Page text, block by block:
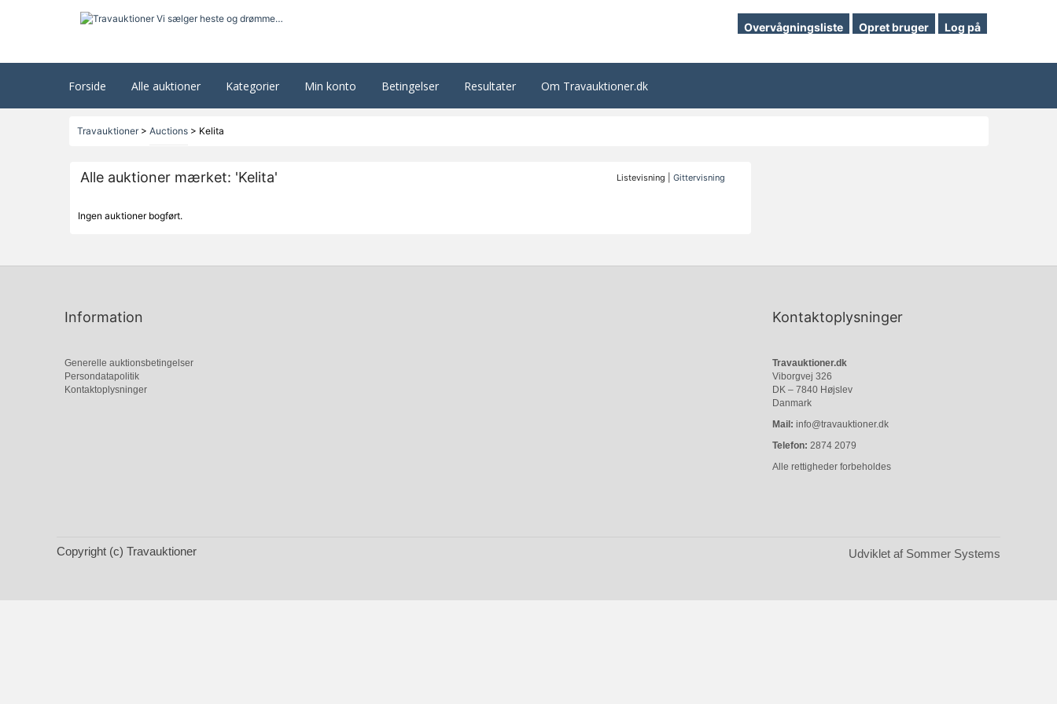
Overvågningsliste Opret bruger Log på
Forside Alle auktioner Kategorier Min konto Betingelser Resultater Om Travauktioner.dk
Travauktioner> Auctions> Kelita
Alle auktioner mærket: 'Kelita' Listevisning |Gittervisning
Ingen auktioner bogført.
Information
Generelle auktionsbetingelser
Persondatapolitik
Kontaktoplysninger
Kontaktoplysninger
Travauktioner.dk
Viborgvej 326
DK – 7840 Højslev
Danmark
Mail: info@travauktioner.dk
Telefon: 2874 2079
Alle rettigheder forbeholdes
Copyright (c) Travauktioner Udviklet af Sommer Systems